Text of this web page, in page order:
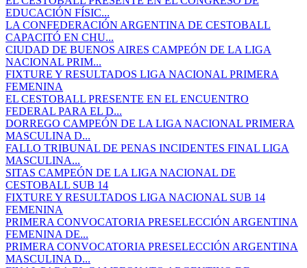
EDUCACIÓN FÍSIC...
LA CONFEDERACIÓN ARGENTINA DE CESTOBALL
CAPACITÓ EN CHU...
CIUDAD DE BUENOS AIRES CAMPEÓN DE LA LIGA
NACIONAL PRIM...
FIXTURE Y RESULTADOS LIGA NACIONAL PRIMERA
FEMENINA
EL CESTOBALL PRESENTE EN EL ENCUENTRO
FEDERAL PARA EL D...
DORREGO CAMPEÓN DE LA LIGA NACIONAL PRIMERA
MASCULINA D...
FALLO TRIBUNAL DE PENAS INCIDENTES FINAL LIGA
MASCULINA...
SITAS CAMPEÓN DE LA LIGA NACIONAL DE
CESTOBALL SUB 14
FIXTURE Y RESULTADOS LIGA NACIONAL SUB 14
FEMENINA
PRIMERA CONVOCATORIA PRESELECCIÓN ARGENTINA
FEMENINA DE...
PRIMERA CONVOCATORIA PRESELECCIÓN ARGENTINA
MASCULINA D...